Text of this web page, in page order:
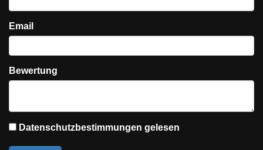
Email
Bewertung
Datenschutzbestimmungen gelesen